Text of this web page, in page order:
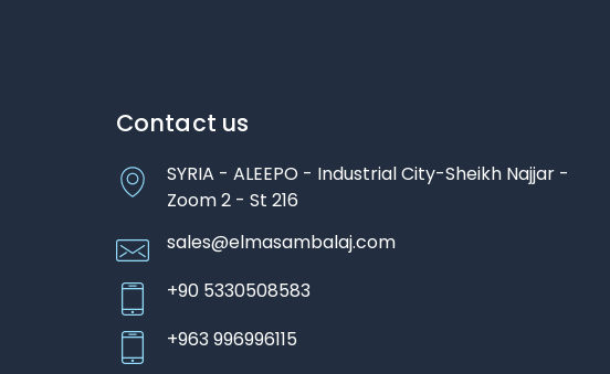
Contact us
SYRIA - ALEEPO - Industrial City-Sheikh Najjar -
Zoom 2 - St 216
sales@elmasambalaj.com
+90 5330508583
+963 996996115